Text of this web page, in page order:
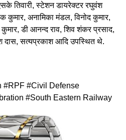
तिवारी, स्टेशन डायरेक्टर रघुवंश
कुमार, अनामिका मंडल, विनोद कुमार,
डी आनन्द राव, शिव शंकर प्रसाद,
दास, सत्यप्रकाश आदि उपस्थित थे.
#RPF #Civil Defense
#South Eastern Railway